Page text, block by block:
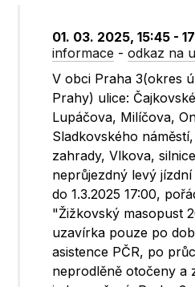
01. 03. 2025, 15:45 -
informace -odkaz na
V obci Praha 3(okres
Prahy) ulice:
Lupáčova, Milíčova,
Sladkovského
zahrady, Vlkova,
neprůjezdný levý
do 1.3.2025 17:00,
"Žižkovský masopust
uzavírka pouze po
asistence PČR, po
neprodlěně otočeny a